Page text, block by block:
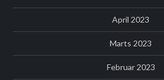
April 2023
Marts 2023
Februar 2023